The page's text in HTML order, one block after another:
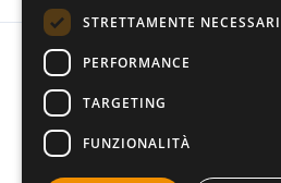
C.F e P.IVA: 01392340202 · Reg.Imp.
Capitale sociale € 210.400 i.v. ·
© 2026 Tutti i diritti riservati · Centro
STRETTAMENTE NECESSARI
PERFORMANCE
TARGETING
FUNZIONALITÀ